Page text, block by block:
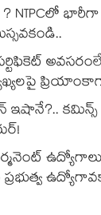
భారీగా
ఇషానే?.. కమిన్స్